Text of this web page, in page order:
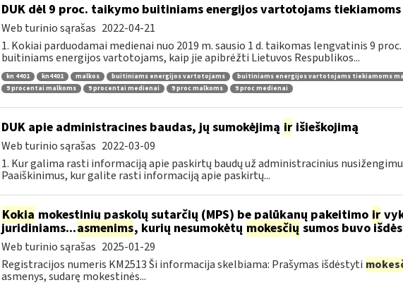
DUK dėl 9 proc. taikymo buitiniams energijos vartotojams
Web turinio sąrašas 2022-04-21
1. Kokiai parduodamai medienai nuo 2019 m. sausio 1 d. taikomas lengvatinis 9 proc.
buitiniams energijos vartotojams, kaip jie apibrėžti Lietuvos Respublikos...
kn 4401 kn4401 malkos buitiniams energijos vartotojams
buitiniams energijos vartotojams tiekiamoms
9 procentai malkoms
9 procentai medienai 9 proc malkoms 9 proc medienai
DUK apie administracines baudas, jų sumokėjimą irišieškojimą
Web turinio sąrašas 2022-03-09
1. Kur galima rasti informaciją apie paskirtų baudų už administracinius
Paaiškinimus, kur galite rasti informaciją apie paskirtų...
Kokia mokestinių paskolų sutarčių (MPS) be palūkanų pakeitimo ir
juridiniams...asmenims, kurių nesumokėtų mokesčių sumos buvo
Web turinio sąrašas 2025-01-29
Registracijos numeris KM2513 Ši informacija skelbiama: Prašymas išdėstyti
asmenys, sudarę mokestinės...